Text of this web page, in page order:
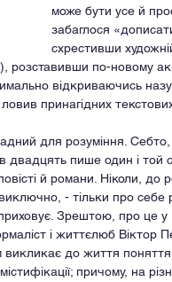
може бути усе й
забаглося
схрестивши
розставивши по-новому
відкриваючись
принагідних
для розуміння. Себто,
двадцять пише один і той
й романи. Ніколи,
- тільки про себе
Зрештою, про це у
і життєлюб Віктор
до життя поняття
причому, на